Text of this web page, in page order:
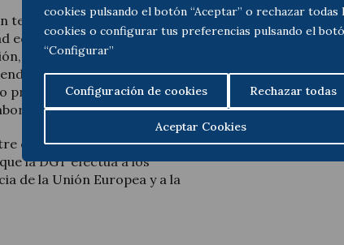
cookies pulsando el botón “Aceptar” o rechazar todas
cookies o configurar tus preferencias pulsando el
“Configurar”
Configuración de cookies Rechazar todas
Aceptar Cookies
teniendo que tributar una
económica o profesional
esa percepción no quede
que ese individuo no
profesional a efectos de
otros elementos, a los
la DGT efectúa a los
de la Unión Europea y a la
Sin duda, la DGT
ello no quita que
numerosos los
cuestión
relación entre